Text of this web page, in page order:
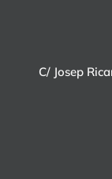
C/ Josep